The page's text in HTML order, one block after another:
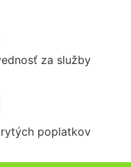
za služby
poplatkov